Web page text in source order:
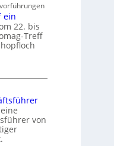
ein
22. bis
Treff
von